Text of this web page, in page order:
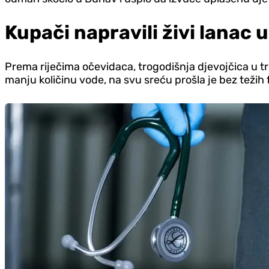
Kupači napravili živi lanac
Prema riječima očevidaca, trogodišnja djevojčica u
manju količinu vode, na svu sreću prošla je bez težih